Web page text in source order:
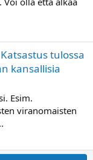
Katsastus tulossa
kansallisia
Esim.
viranomaisten